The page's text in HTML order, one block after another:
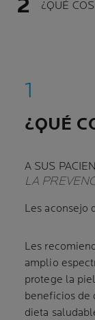
¿QUÉ
¿QUÉ
A SUS
LA
Les aconsejo
Les
amplio
protege la
beneficios de
dieta